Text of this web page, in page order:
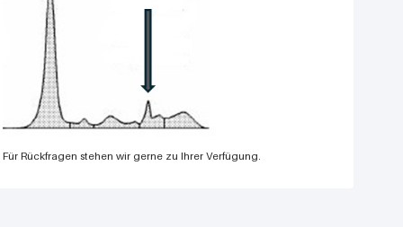
Für Rückfragen stehen wir gerne zu Ihrer Verfügung.